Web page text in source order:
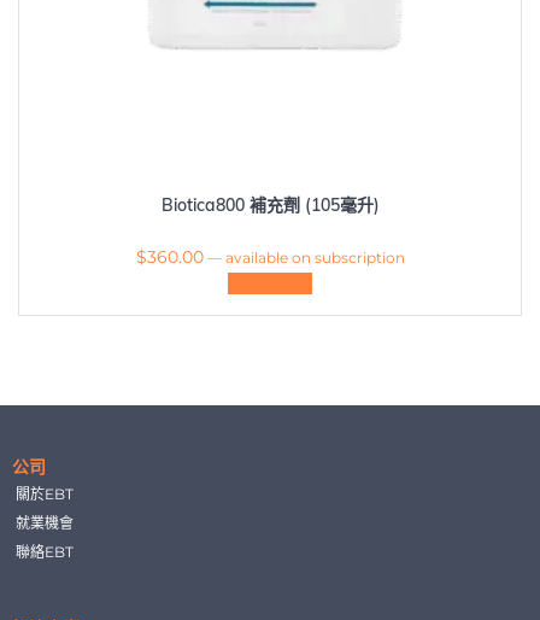
Biotica800 補充劑 (105毫升)
$360.00 —available on subscription
公司
關於EBT
就業機會
聯絡EBT